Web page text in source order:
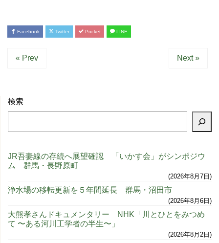
Facebook Twitter Pocket LINE
« Prev Next »
検索
JR吾妻線の存続へ展望確認 「いかす会」がシンポジウ
ム 群馬・長野原町
2026年8月7日
浄水場の移転更新を５年間延長 群馬・沼田市
2026年8月6日
大熊孝さんドキュメンタリー NHK「川とひとをみつめ
て 〜ある河川工学者の半生〜」
2026年8月2日